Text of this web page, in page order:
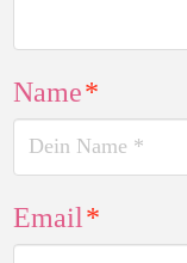
Name*
Email*